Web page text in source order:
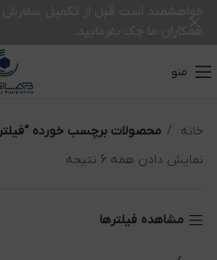
منو
خانه
محصولات برچسب خورده
نمایش دادن همه 6 نتیجه
مشاهده فیلترها